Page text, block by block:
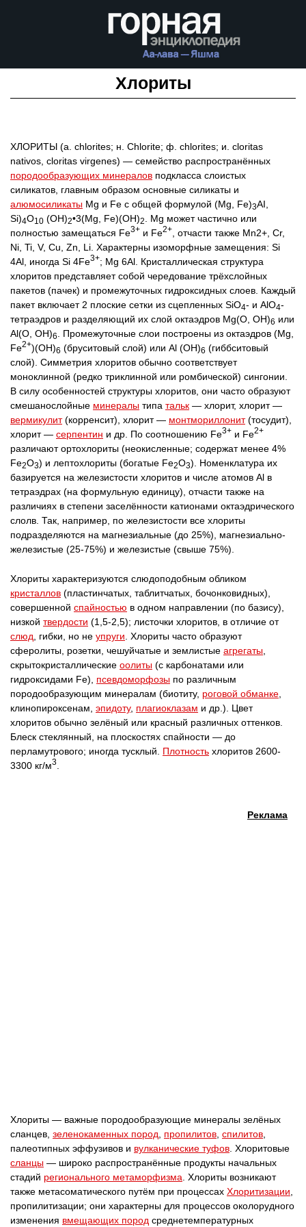
Хлориты
ХЛОРИТЫ (а. chlorites; н. Chlorite; ф. chlorites; и. cloritas
nativos, cloritas virgenes) — семейство распространённых
породообразующих минералов подкласса слоистых
силикатов, главным образом основные силикаты и
алюмосиликаты Mg и Fe с общей формулой (Mg, Fe)3AI,
Si)4О10 (OH)2•3(Mg, Fe)(OH)2
. Mg может частично или
полностью замещаться Fe3+ и Fe2+ , отчасти также Mn2+, Cr,
Ni, Ti, V, Cu, Zn, Li. Характерны изоморфные замещения: Si
4Al, иногда Si 4Fe3+; Mg 6Al. Кристаллическая структура
хлоритов представляет собой чередование трёхслойных
пакетов (пачек) и промежуточных гидроксидных слоев. Каждый
пакет включает 2 плоские сетки из сцепленных SiO4- и AlO4-
тетраэдров и разделяющий их слой октаэдров Mg(О, OH)6 или
Al(О, OH)6
. Промежуточные слои построены из октаэдров (Mg,
Fe2+)(OH)6 (бруситовый слой) или Al (OH)6 (гиббситовый
слой). Симметрия хлоритов обычно соответствует
моноклинной (редко триклинной или ромбической) сингонии.
В силу особенностей структуры хлоритов, они часто образуют
смешанослойные минералы типа тальк — хлорит, хлорит —
вермикулит(корренсит), хлорит — монтмориллонит(тосудит),
хлорит — серпентин и др. По соотношению Fe3+ и Fe2+
различают ортохлориты (неокисленные; содержат менее 4%
Fe2О3) и лептохлориты (богатые Fe2О3). Номенклатура их
базируется на железистости хлоритов и числе атомов Al в
тетраэдрах (на формульную единицу), отчасти также на
различиях в степени заселённости катионами октаэдрического
слолв. Так, например, по железистости все хлориты
подразделяются на магнезиальные (до 25%), магнезиально-
железистые (25-75%) и железистые (свыше 75%).
Хлориты характеризуются слюдоподобным обликом
кристаллов (пластинчатых, таблитчатых, бочонковидных),
совершенной спайностью в одном направлении (по базису),
низкой твердости (1,5-2,5); листочки хлоритов, в отличие от
слюд , гибки, но не упруги . Хлориты часто образуют
сферолиты, розетки, чешуйчатые и землистые агрегаты
скрытокристаллические оолиты (с карбонатами или
гидроксидами Fe), псевдоморфозы по различным
породообразующим минералам (биотиту, роговой обманке
клинопироксенам, эпидоту, плагиоклазам и др.). Цвет
хлоритов обычно зелёный или красный различных оттенков.
Блеск стеклянный, на плоскостях спайности — до
перламутрового; иногда тусклый. Плотность хлоритов 2600-
3300 кг/м3
Реклама
Хлориты — важные породообразующие минералы зелёных
сланцев, зеленокаменных пород пропилитов спилитов
палеотипных эффузивов и вулканические туфов . Хлоритовые
сланцы — широко распространённые продукты начальных
стадий регионального метаморфизма . Хлориты возникают
также метасоматического путём при процессах Хлоритизации
пропилитизации; они характерны для процессов околорудного
изменения вмещающих пород среднетемпературных